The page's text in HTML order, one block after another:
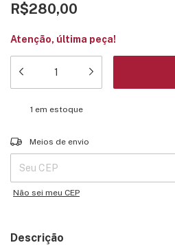
R$280,00
Atenção, última peça!
1 em estoque
Entregas para o CEP:
Meios de envio
Não sei meu CEP
Descrição